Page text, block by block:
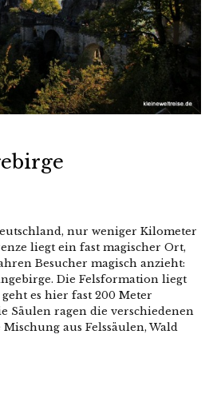
nur weniger Kilometer
liegt ein fast magischer Ort,
Besucher magisch anzieht:
Die Felsformation liegt
es hier fast 200 Meter
Säulen ragen die verschiedenen
aus Felssäulen, Wald